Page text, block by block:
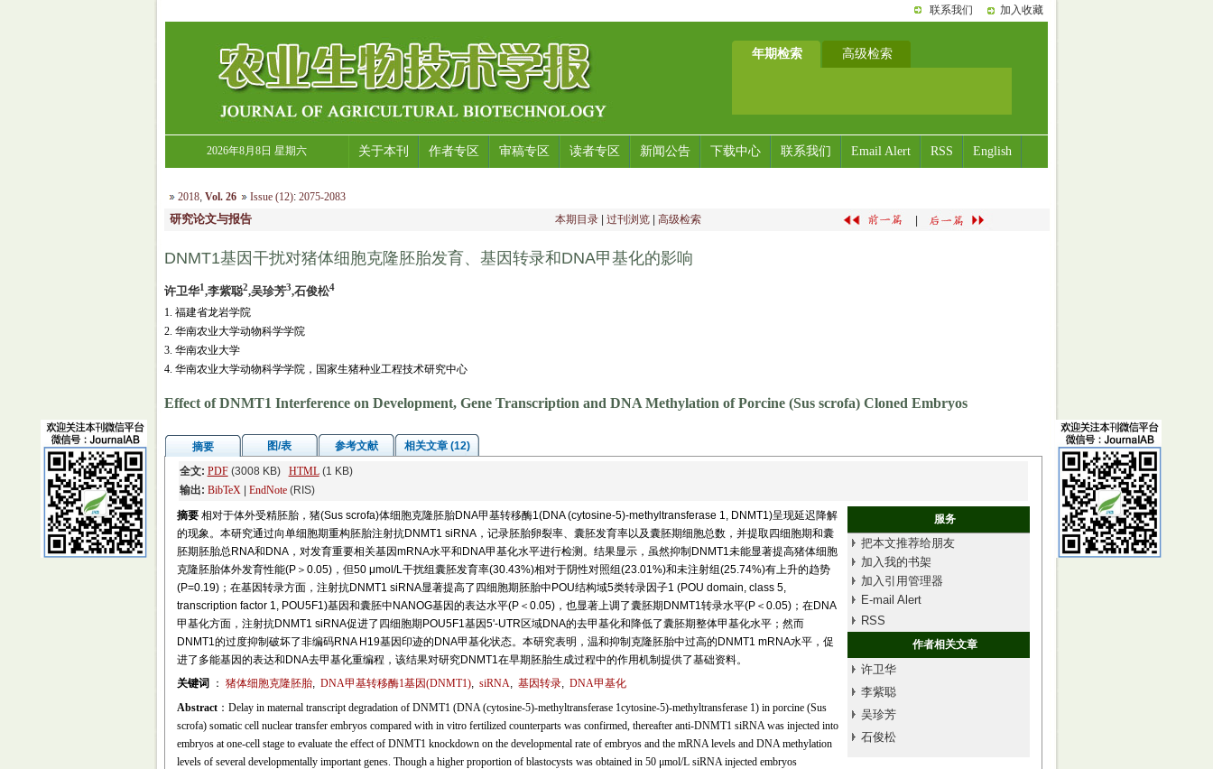
联系我们 加入收藏
年期检索 高级检索
2026年8月8日 星期六 关于本刊 作者专区 审稿专区 读者专区 新闻公告 下载中心 联系我们 Email Alert RSS English
2018, Vol. 26 Issue (12):2075-2083
研究论文与报告 本期目录 过刊浏览 高级检索
DNMT1基因干扰对猪体细胞克隆胚胎发育、基因转录和DNA甲基化的影响
许卫华1,李紫聪2,吴珍芳3,石俊松4
1. 福建省龙岩学院
2. 华南农业大学动物科学学院
3. 华南农业大学
4. 华南农业大学动物科学学院，国家生猪种业工程技术研究中心
Effect of DNMT1 Interference on Development, Gene Transcription and DNA Methylation of Porcine (Sus scrofa) Cloned Embryos
摘要 图/表 参考文献
相关文章 (12)
全文: PDF(3008 KB) HTML(1 KB)
输出: BibTeX| EndNote(RIS)
摘要 相对于体外受精胚胎，猪(Sus scrofa)体细胞克隆胚胎DNA甲基转移酶1(DNA (cytosine-5)-methyltransferase 1, DNMT1)呈现延迟降解
的现象。本研究通过向单细胞期重构胚胎注射抗DNMT1 siRNA，记录胚胎卵裂率、囊胚发育率以及囊胚期细胞总数，并提取四细胞期和囊
胚期胚胎总RNA和DNA，对发育重要相关基因mRNA水平和DNA甲基化水平进行检测。结果显示，虽然抑制DNMT1未能显著提高猪体细胞
克隆胚胎体外发育性能(P＞0.05)，但50 μmol/L干扰组囊胚发育率(30.43%)相对于阴性对照组(23.01%)和未注射组(25.74%)有上升的趋势
(P=0.19)；在基因转录方面，注射抗DNMT1 siRNA显著提高了四细胞期胚胎中POU结构域5类转录因子1 (POU domain, class 5,
transcription factor 1, POU5F1)基因和囊胚中NANOG基因的表达水平(P＜0.05)，也显著上调了囊胚期DNMT1转录水平(P＜0.05)；在DNA
甲基化方面，注射抗DNMT1 siRNA促进了四细胞期POU5F1基因5'-UTR区域DNA的去甲基化和降低了囊胚期整体甲基化水平；然而
DNMT1的过度抑制破坏了非编码RNA H19基因印迹的DNA甲基化状态。本研究表明，温和抑制克隆胚胎中过高的DNMT1 mRNA水平，促
进了多能基因的表达和DNA去甲基化重编程，该结果对研究DNMT1在早期胚胎生成过程中的作用机制提供了基础资料。
服务
把本文推荐给朋友
加入我的书架
加入引用管理器
E-mail Alert
RSS
作者相关文章
许卫华
李紫聪
吴珍芳
石俊松
关键词 ： 猪体细胞克隆胚胎, DNA甲基转移酶1基因(DNMT1), siRNA, 基因转录, DNA甲基化
Abstract：Delay in maternal transcript degradation of DNMT1 (DNA (cytosine-5)-methyltransferase 1cytosine-5)-methyltransferase 1) in porcine (Sus
scrofa) somatic cell nuclear transfer embryos compared with in vitro fertilized counterparts was confirmed, thereafter anti-DNMT1 siRNA was injected into
embryos at one-cell stage to evaluate the effect of DNMT1 knockdown on the developmental rate of embryos and the mRNA levels and DNA methylation
levels of several developmentally important genes. Though a higher proportion of blastocysts was obtained in 50 μmol/L siRNA injected embryos